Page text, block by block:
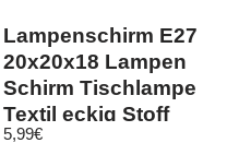
Lampenschirm E27
20x20x18 Lampen
Schirm Tischlampe
Textil eckig Stoff
(F162)
5,99€